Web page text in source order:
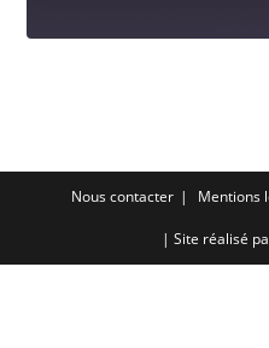
EMBEDNous contacter Mentions
| Site réalisé